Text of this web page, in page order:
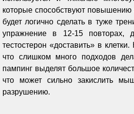
которые способствуют повышению
будет логично сделать в туже
упражнение в 12-15 повторах,
тестостерон «доставить» в
что слишком много подходов
пампинг выделят большое
что может сильно закислить
разрушению.